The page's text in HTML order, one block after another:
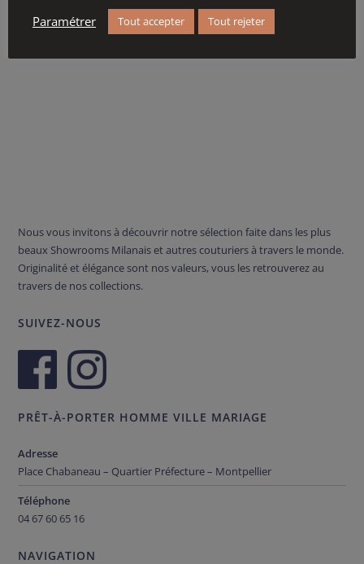
Lire la suite
Nous vous invitons à découvrir notre sélection faite dans les plus
beaux Showrooms Milanais et autres couturiers à travers le monde.
Originalité et élégance sont nos valeurs, vous les retrouverez au
travers de nos collections.
SUIVEZ-NOUS
PRÊT-À-PORTER HOMME VILLE MARIAGE
Adresse
Place Chabaneau – Quartier Préfecture – Montpellier
Téléphone
04 67 60 65 16
NAVIGATION
Paramétrer
Tout accepter Tout rejeter